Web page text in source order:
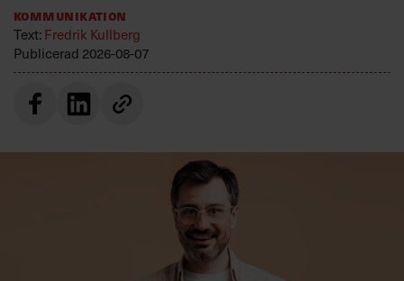
Kommunikation
Text:Fredrik Kullberg
Publicerad 2026-08-07